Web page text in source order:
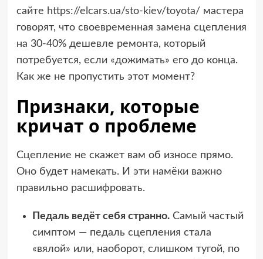
сайте https://elcars.ua/sto-kiev/toyota/ мастера
говорят, что своевременная замена сцепления
на 30-40% дешевле ремонта, который
потребуется, если «дожимать» его до конца.
Как же не пропустить этот момент?
Признаки, которые
кричат о проблеме
Сцепление не скажет вам об износе прямо.
Оно будет намекать. И эти намёки важно
правильно расшифровать.
Педаль ведёт себя странно.Самый частый
симптом — педаль сцепления стала
«вялой» или, наоборот, слишком тугой, по